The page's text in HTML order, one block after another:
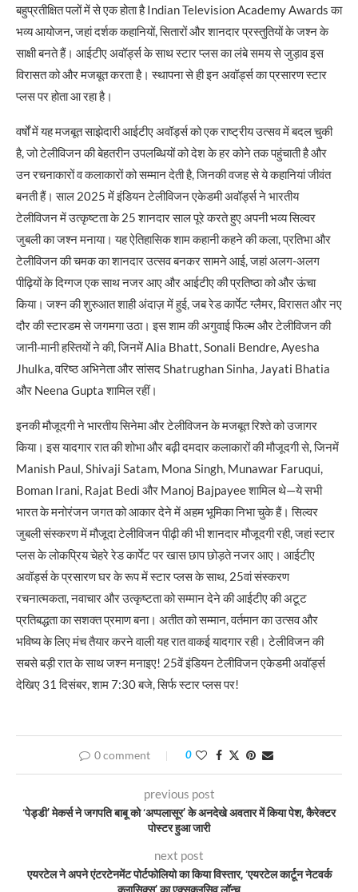
बहुप्रतीक्षित पलों में से एक होता है Indian Television Academy Awards का
भव्य आयोजन, जहां दर्शक कहानियों, सितारों और शानदार प्रस्तुतियों के जश्न के
साक्षी बनते हैं। आईटीए अवॉर्ड्स के साथ स्टार प्लस का लंबे समय से जुड़ाव इस
विरासत को और मजबूत करता है। स्थापना से ही इन अवॉर्ड्स का प्रसारण स्टार
प्लस पर होता आ रहा है।
वर्षों में यह मजबूत साझेदारी आईटीए अवॉर्ड्स को एक राष्ट्रीय उत्सव में बदल चुकी
है, जो टेलीविजन की बेहतरीन उपलब्धियों को देश के हर कोने तक पहुंचाती है और
उन रचनाकारों व कलाकारों को सम्मान देती है, जिनकी वजह से ये कहानियां जीवंत
बनती हैं। साल 2025 में इंडियन टेलीविजन एकेडमी अवॉर्ड्स ने भारतीय
टेलीविजन में उत्कृष्टता के 25 शानदार साल पूरे करते हुए अपनी भव्य सिल्वर
जुबली का जश्न मनाया। यह ऐतिहासिक शाम कहानी कहने की कला, प्रतिभा और
टेलीविजन की चमक का शानदार उत्सव बनकर सामने आई, जहां अलग-अलग
पीढ़ियों के दिग्गज एक साथ नजर आए और आईटीए की प्रतिष्ठा को और ऊंचा
किया। जश्न की शुरुआत शाही अंदाज़ में हुई, जब रेड कार्पेट ग्लैमर, विरासत और नए
दौर की स्टारडम से जगमगा उठा। इस शाम की अगुवाई फिल्म और टेलीविजन की
जानी-मानी हस्तियों ने की, जिनमें Alia Bhatt, Sonali Bendre, Ayesha
Jhulka, वरिष्ठ अभिनेता और सांसद Shatrughan Sinha, Jayati Bhatia
और Neena Gupta शामिल रहीं।
इनकी मौजूदगी ने भारतीय सिनेमा और टेलीविजन के मजबूत रिश्ते को उजागर
किया। इस यादगार रात की शोभा और बढ़ी दमदार कलाकारों की मौजूदगी से, जिनमें
Manish Paul, Shivaji Satam, Mona Singh, Munawar Faruqui,
Boman Irani, Rajat Bedi और Manoj Bajpayee शामिल थे—ये सभी
भारत के मनोरंजन जगत को आकार देने में अहम भूमिका निभा चुके हैं। सिल्वर
जुबली संस्करण में मौजूदा टेलीविजन पीढ़ी की भी शानदार मौजूदगी रही, जहां स्टार
प्लस के लोकप्रिय चेहरे रेड कार्पेट पर खास छाप छोड़ते नजर आए। आईटीए
अवॉर्ड्स के प्रसारण घर के रूप में स्टार प्लस के साथ, 25वां संस्करण
रचनात्मकता, नवाचार और उत्कृष्टता को सम्मान देने की आईटीए की अटूट
प्रतिबद्धता का सशक्त प्रमाण बना। अतीत को सम्मान, वर्तमान का उत्सव और
भविष्य के लिए मंच तैयार करने वाली यह रात वाकई यादगार रही। टेलीविजन की
सबसे बड़ी रात के साथ जश्न मनाइए! 25वें इंडियन टेलीविजन एकेडमी अवॉर्ड्स
देखिए 31 दिसंबर, शाम 7:30 बजे, सिर्फ स्टार प्लस पर!
0 comment 0
previous post
‘पेड्डी’ मेकर्स ने जगपति बाबू को ‘अप्पलासूर’ के अनदेखे अवतार में किया पेश, कैरेक्टर
पोस्टर हुआ जारी
next post
एयरटेल ने अपने एंटरटेनमेंट पोर्टफोलियो का किया विस्तार, ‘एयरटेल कार्टून नेटवर्क